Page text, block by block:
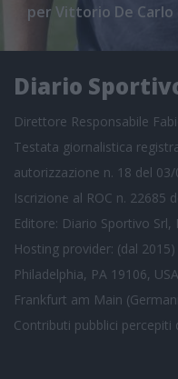
per Vittorio De Carlo
Diario
Direttore Responsabile
Testata giornalistica
autorizzazione n. 18 del
Iscrizione al ROC n. 22685
Editore: Diario Sportivo Srl,
Hosting provider: (dal
Philadelphia, PA 19106,
Frankfurt am Main
Contributi pubblici percepiti